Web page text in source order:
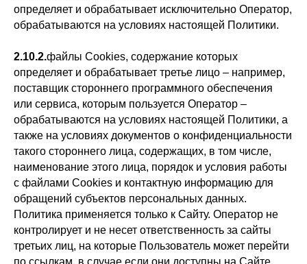
определяет и обрабатывает исключительно Оператор,
обрабатываются на условиях настоящей Политики.
2.10.2.файлы Сookies, содержание которых
определяет и обрабатывает третье лицо – например,
поставщик стороннего программного обеспечения
или сервиса, которым пользуется Оператор –
обрабатываются на условиях настоящей Политики, а
также на условиях документов о конфиденциальности
такого стороннего лица, содержащих, в том числе,
наименование этого лица, порядок и условия работы
с файлами Cookies и контактную информацию для
обращений субъектов персональных данных.
Политика применяется только к Сайту. Оператор не
контролирует и не несет ответственность за сайты
третьих лиц, на которые Пользователь может перейти
по ссылкам, в случае если они доступны на Сайте.